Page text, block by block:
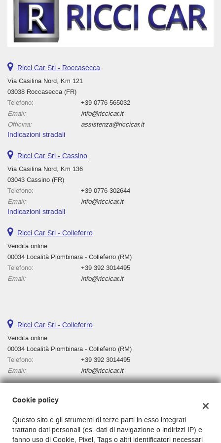
Ricci Car Srl - Roccasecca
Via Casilina Nord, Km 121
03038 Roccasecca (FR)
Telefono:
+39 0776 565032
Email:
info@riccicar.it
Officina:
assistenza@riccicar.it
Indicazioni stradali
Ricci Car Srl - Cassino
Via Casilina Nord, Km 136
03043 Cassino (FR)
Telefono:
+39 0776 302644
Email:
info@riccicar.it
Indicazioni stradali
Ricci Car Srl - Colleferro
Vendita online
00034 Località Piombinara - Colleferro (RM)
Telefono:
+39 392 3014495
Email:
info@riccicar.it
Ricci Car Srl - Colleferro
Vendita online
00034 Località Piombinara - Colleferro (RM)
Telefono:
+39 392 3014495
Email:
info@riccicar.it
Ricci Car Srl
Via Casilina, km 136, Cassino, 03043
Cookie policy
Questo sito e gli strumenti di terze parti in esso integrati
trattano dati personali (es. dati di navigazione o indirizzi IP) e
fanno uso di Cookie, Pixel, Tags o altri identificatori necessari